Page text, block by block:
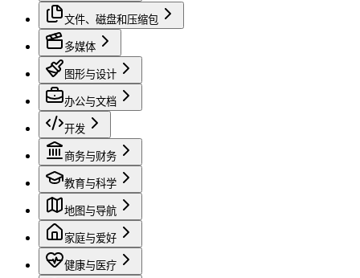
文件、磁盘和压缩包
多媒体
图形与设计
办公与文档
开发
商务与财务
教育与科学
地图与导航
家庭与爱好
健康与医疗